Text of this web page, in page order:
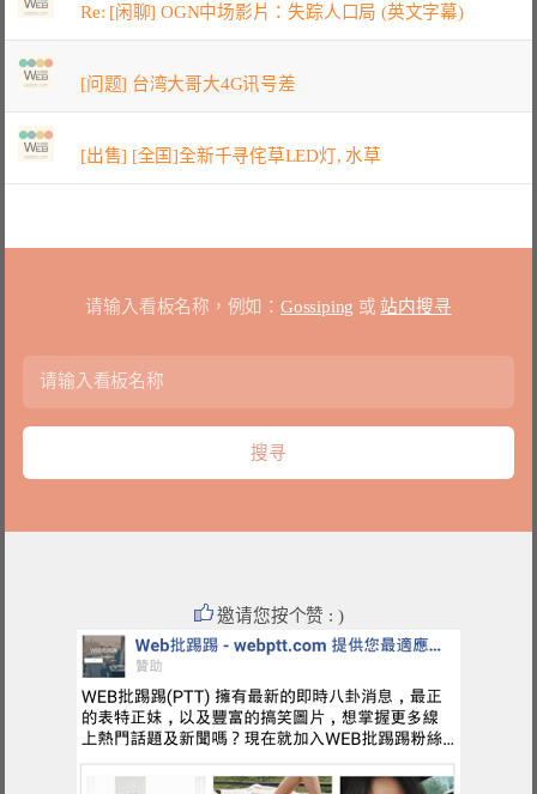
Re: [闲聊] OGN中场影片：失踪人口局 (英文字幕)
[问题] 台湾大哥大4G讯号差
[出售] [全国]全新千寻侘草LED灯, 水草
请输入看板名称，例如：Gossiping 或 站内搜寻
邀请您按个赞 : )